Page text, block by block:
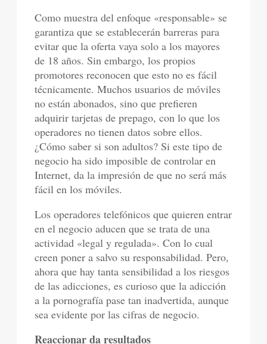
Como muestra del enfoque «responsable» se
garantiza que se establecerán barreras para
evitar que la oferta vaya solo a los mayores
de 18 años. Sin embargo, los propios
promotores reconocen que esto no es fácil
técnicamente. Muchos usuarios de móviles
no están abonados, sino que prefieren
adquirir tarjetas de prepago, con lo que los
operadores no tienen datos sobre ellos.
¿Cómo saber si son adultos? Si este tipo de
negocio ha sido imposible de controlar en
Internet, da la impresión de que no será más
fácil en los móviles.
Los operadores telefónicos que quieren entrar
en el negocio aducen que se trata de una
actividad «legal y regulada». Con lo cual
creen poner a salvo su responsabilidad. Pero,
ahora que hay tanta sensibilidad a los riesgos
de las adicciones, es curioso que la adicción
a la pornografía pase tan inadvertida, aunque
sea evidente por las cifras de negocio.
Reaccionar da resultados